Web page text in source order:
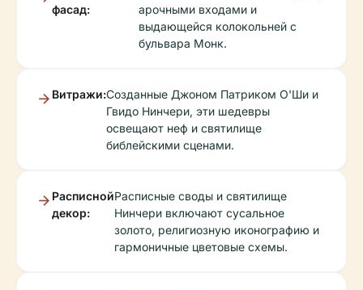
фасад:
арочными входами и
выдающейся колокольней с
бульвара Монк.
Витражи:Созданные Джоном Патриком О'Ши и
Гвидо Нинчери, эти шедевры
освещают неф и святилище
библейскими сценами.
Расписной
декор:
Расписные своды и святилище
Нинчери включают сусальное
золото, религиозную иконографию и
гармоничные цветовые схемы.